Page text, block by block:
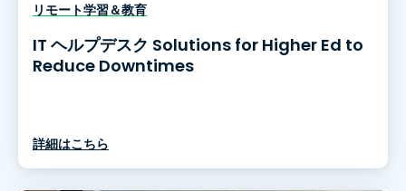
リモート学習＆教育
IT ヘルプデスク Solutions for Higher Ed to
Reduce Downtimes
詳細はこちら